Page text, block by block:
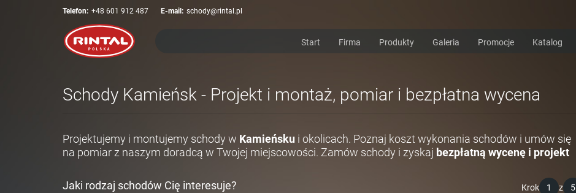
Telefon: +48 601 912 487 E-mail: schody@rintal.pl
Start Firma Produkty Galeria Promocje Katalog
Schody Kamieńsk - Projekt i montaż, pomiar i bezpłatna wycena
Projektujemy i montujemy schody w Kamieńsku i okolicach. Poznaj koszt wykonania schodów i umów się
na pomiar z naszym doradcą w Twojej miejscowości. Zamów schody i zyskaj bezpłatną wycenę i projekt
Krok 1 z 5
Jaki rodzaj schodów Cię interesuje?